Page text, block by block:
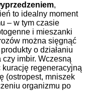
,
to idealny moment
– w tym czasie
i mieszanki
można sięgnąć
o działaniu
imbir. Wczesną
regeneracyjną
(ostropest, mniszek
organizmu po